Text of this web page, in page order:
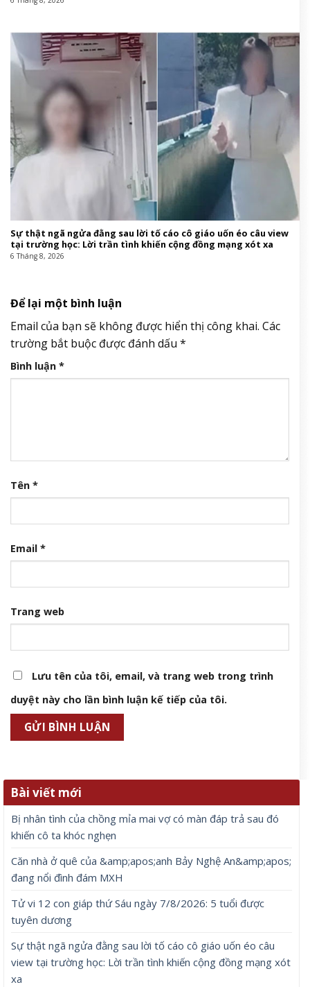
Sự thật ngã ngửa đằng sau lời tố cáo cô giáo uốn éo câu view
tại trường học: Lời trần tình khiến cộng đồng mạng xót xa
6 Tháng 8, 2026
Để lại một bình luận
Email của bạn sẽ không được hiển thị công khai. Các
trường bắt buộc được đánh dấu *
Bình luận *
Tên *
Email *
Trang web
Lưu tên của tôi, email, và trang web trong trình
duyệt này cho lần bình luận kế tiếp của tôi.
Bài viết mới
Bị nhân tình của chồng mỉa mai vợ có màn đáp trả sau đó
khiến cô ta khóc nghẹn
Căn nhà ở quê của &amp;apos;anh Bảy Nghệ An&amp;apos;
đang nổi đình đám MXH
Tử vi 12 con giáp thứ Sáu ngày 7/8/2026: 5 tuổi được
tuyên dương
Sự thật ngã ngửa đằng sau lời tố cáo cô giáo uốn éo câu
view tại trường học: Lời trần tình khiến cộng đồng mạng xót
xa